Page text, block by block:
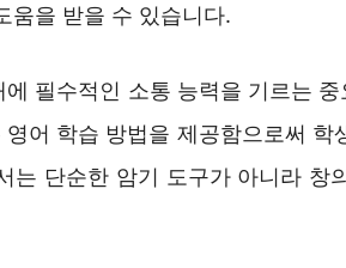
움을 받을 수 있습니다.
필수적인 소통 능력을 기르는
어 학습 방법을 제공함으로써 학
는 단순한 암기 도구가 아니라 창